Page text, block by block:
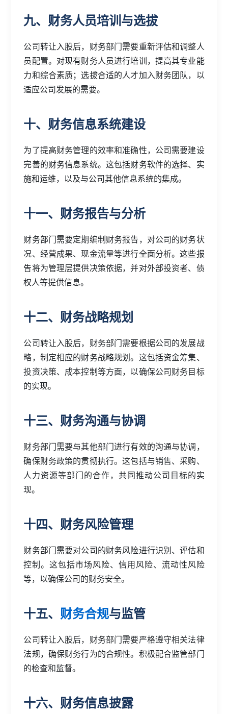
九、财务人员培训与选拔
公司转让入股后，财务部门需要重新评估和调整人
员配置。对现有财务人员进行培训，提高其专业能
力和综合素质；选拔合适的人才加入财务团队，以
适应公司发展的需要。
十、财务信息系统建设
为了提高财务管理的效率和准确性，公司需要建设
完善的财务信息系统。这包括财务软件的选择、实
施和运维，以及与公司其他信息系统的集成。
十一、财务报告与分析
财务部门需要定期编制财务报告，对公司的财务状
况、经营成果、现金流量等进行全面分析。这些报
告将为管理层提供决策依据，并对外部投资者、债
权人等提供信息。
十二、财务战略规划
公司转让入股后，财务部门需要根据公司的发展战
略，制定相应的财务战略规划。这包括资金筹集、
投资决策、成本控制等方面，以确保公司财务目标
的实现。
十三、财务沟通与协调
财务部门需要与其他部门进行有效的沟通与协调，
确保财务政策的贯彻执行。这包括与销售、采购、
人力资源等部门的合作，共同推动公司目标的实
现。
十四、财务风险管理
财务部门需要对公司的财务风险进行识别、评估和
控制。这包括市场风险、信用风险、流动性风险
等，以确保公司的财务安全。
十五、 财务合规与监管
公司转让入股后，财务部门需要严格遵守相关法律
法规，确保财务行为的合规性。积极配合监管部门
的检查和监督。
十六、财务信息披露